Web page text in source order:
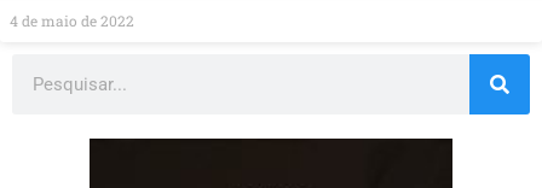
4 de maio de 2022